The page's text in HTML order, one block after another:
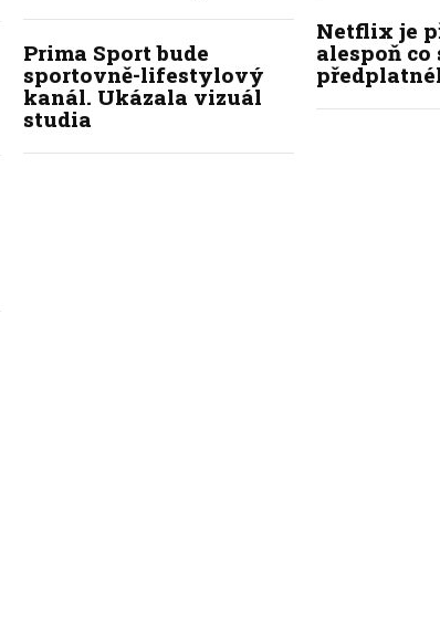
Prima Sport bude
sportovně-lifestylový
kanál. Ukázala vizuál
studia
Netflix je
alespoň co